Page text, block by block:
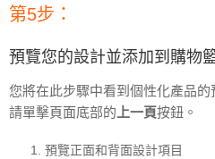
第5步：
預覽您的設計並添加到購物
您將在此步驟中看到個性化產品
請單擊頁面底部的 上一頁按鈕。
預覽正面和背面設計項目